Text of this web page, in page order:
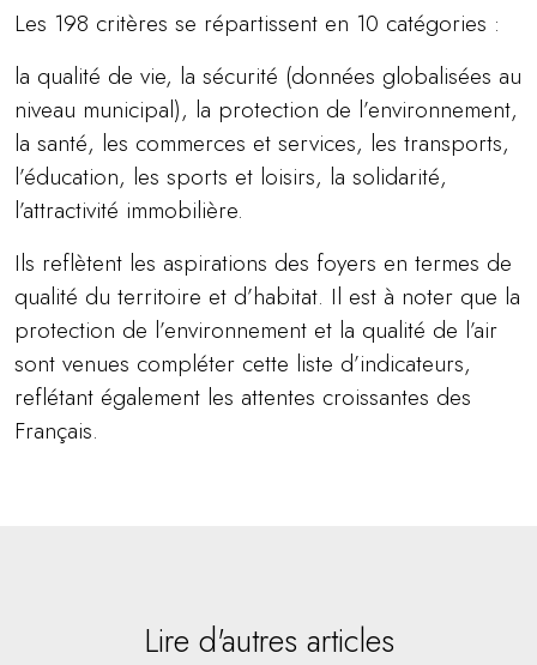
Les 198 critères se répartissent en 10 catégories :
la qualité de vie, la sécurité (données globalisées au
niveau municipal), la protection de l’environnement,
la santé, les commerces et services, les transports,
l’éducation, les sports et loisirs, la solidarité,
l’attractivité immobilière.
Ils reflètent les aspirations des foyers en termes de
qualité du territoire et d’habitat. Il est à noter que la
protection de l’environnement et la qualité de l’air
sont venues compléter cette liste d’indicateurs,
reflétant également les attentes croissantes des
Français.
Lire d'autres articles